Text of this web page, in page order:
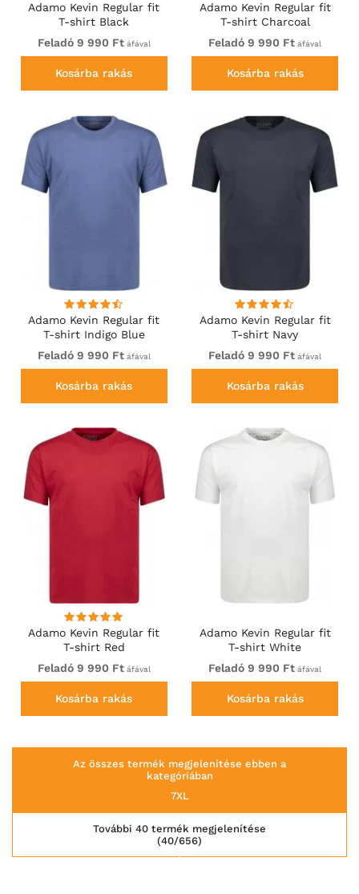
Adamo Kevin Regular fit
T-shirt Black
Feladó 9 990 Ftáfával
Kosárba rakás
Adamo Kevin Regular fit
T-shirt Charcoal
Feladó 9 990 Ft áfával
Kosárba rakás
Adamo Kevin Regular fit
T-shirt Indigo Blue
Feladó 9 990 Ftáfával
Kosárba rakás
Adamo Kevin Regular fit
T-shirt Navy
Feladó 9 990 Ft áfával
Kosárba rakás
Adamo Kevin Regular fit
T-shirt Red
Feladó 9 990 Ftáfával
Kosárba rakás
Adamo Kevin Regular fit
T-shirt White
Feladó 9 990 Ft áfával
Kosárba rakás
Az összes termék megjelenítése ebben a
kategóriában
7XL
(40/656)
További 40 termék megjelenítése